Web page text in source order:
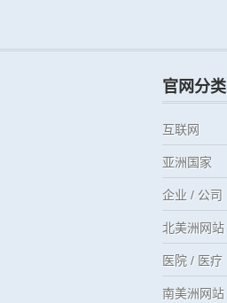
官网分类
互联网
亚洲国家
企业 / 公司
北美洲网站
医院 / 医疗
南美洲网站